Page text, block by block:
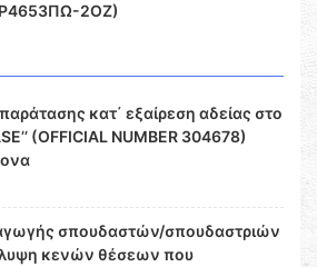
2ΟΖ)
κατ΄ εξαίρεση αδείας στο
(OFFICIAL NUMBER 304678)
σπουδαστών/σπουδαστριών
κενών θέσεων που